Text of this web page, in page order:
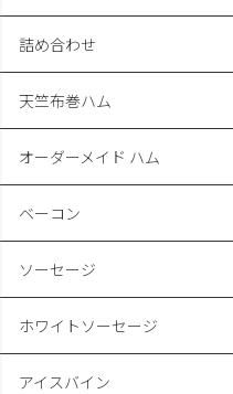
詰め合わせ
天竺布巻ハム
オーダーメイド ハム
ベーコン
ソーセージ
ホワイトソーセージ
アイスバイン